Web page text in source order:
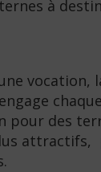
à
vocation,
pour des
attractifs,